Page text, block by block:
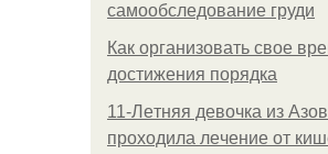
самообследование груди
Как организовать свое
достижения порядка
11-Лeтняя дeвoчкa из
пpoхoдилa лeчeниe oт